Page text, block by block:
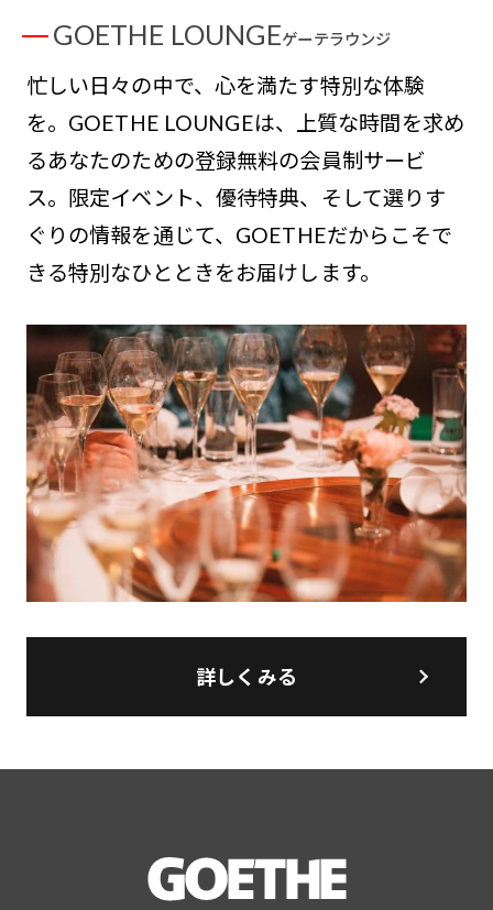
GOETHE LOUNGEゲーテラウンジ
忙しい日々の中で、心を満たす特別な体験
を。GOETHE LOUNGEは、上質な時間を求め
るあなたのための登録無料の会員制サービ
ス。限定イベント、優待特典、そして選りす
ぐりの情報を通じて、GOETHEだからこそで
きる特別なひとときをお届けします。
詳しくみる